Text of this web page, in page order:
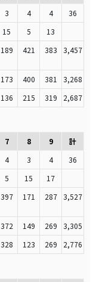
3 4 4
36
15 5
13
189 421 383 3,457
173 400 381
3,268
136 215 319 2,687
7 8 9
計
4 3 4
36
5 15
17
397 171 287 3,527
372 149 269
3,305
328 123 269 2,776